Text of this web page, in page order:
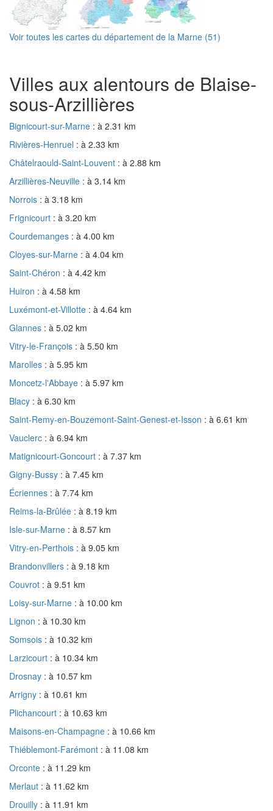
Voir toutes les cartes du département de la Marne (51)
Villes aux alentours de Blaise-
sous-Arzillières
Bignicourt-sur-Marne : à 2.31 km
Rivières-Henruel : à 2.33 km
Châtelraould-Saint-Louvent : à 2.88 km
Arzillières-Neuville : à 3.14 km
Norrois : à 3.18 km
Frignicourt : à 3.20 km
Courdemanges : à 4.00 km
Cloyes-sur-Marne : à 4.04 km
Saint-Chéron : à 4.42 km
Huiron : à 4.58 km
Luxémont-et-Villotte : à 4.64 km
Glannes : à 5.02 km
Vitry-le-François : à 5.50 km
Marolles : à 5.95 km
Moncetz-l'Abbaye : à 5.97 km
Blacy : à 6.30 km
Saint-Remy-en-Bouzemont-Saint-Genest-et-Isson : à 6.61 km
Vauclerc : à 6.94 km
Matignicourt-Goncourt : à 7.37 km
Gigny-Bussy : à 7.45 km
Écriennes : à 7.74 km
Reims-la-Brûlée : à 8.19 km
Isle-sur-Marne : à 8.57 km
Vitry-en-Perthois : à 9.05 km
Brandonvillers : à 9.18 km
Couvrot : à 9.51 km
Loisy-sur-Marne : à 10.00 km
Lignon : à 10.30 km
Somsois : à 10.32 km
Larzicourt : à 10.34 km
Drosnay : à 10.57 km
Arrigny : à 10.61 km
Plichancourt : à 10.63 km
Maisons-en-Champagne : à 10.66 km
Thiéblemont-Farémont : à 11.08 km
Orconte : à 11.29 km
Merlaut : à 11.62 km
Drouilly : à 11.91 km